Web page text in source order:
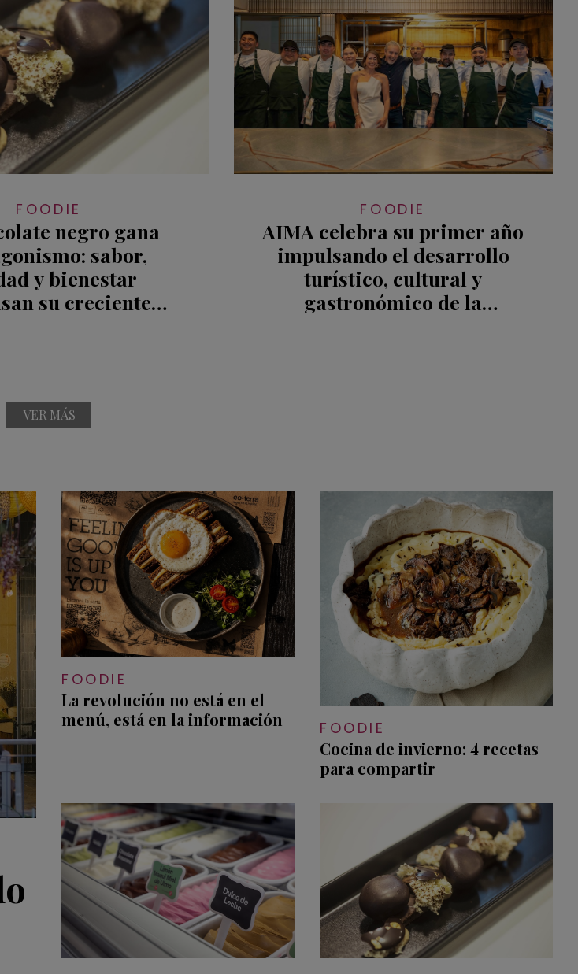
FOODIE
negro gana
sabor,
y bienestar
su creciente
FOODIE
AIMA celebra su primer año
impulsando el desarrollo
turístico, cultural y
gastronómico de la
VER MÁS
FOODIE
La revolución no está en el
menú, está en la información
FOODIE
Cocina de invierno: 4 recetas
para compartir